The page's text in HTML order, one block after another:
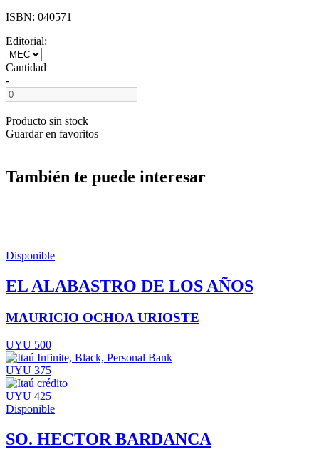
ISBN: 040571
Editorial:
Cantidad
-
+
Producto sin stock
Guardar en favoritos
También te puede interesar
Disponible
EL ALABASTRO DE LOS AÑOS
MAURICIO OCHOA URIOSTE
UYU 500
UYU 375
UYU 425
Disponible
SO. HECTOR BARDANCA